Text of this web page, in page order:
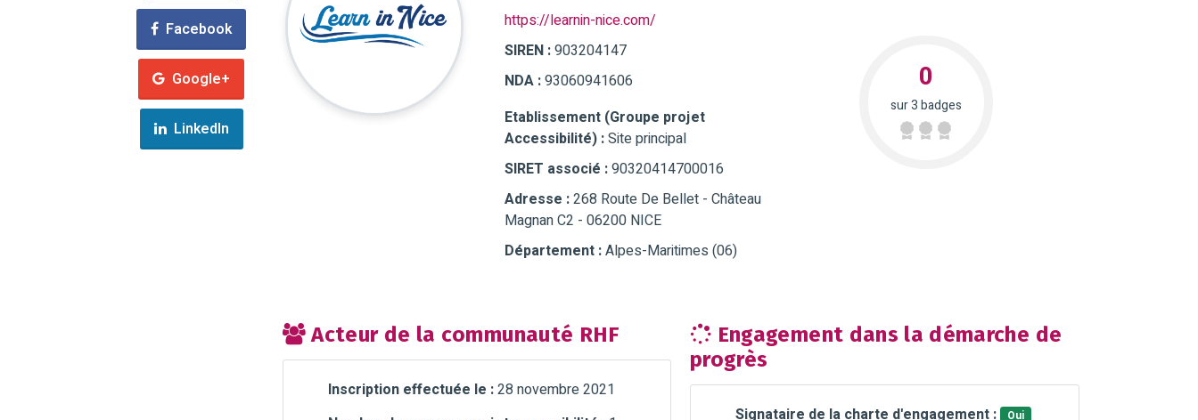
Facebook
Google+
LinkedIn
https://learnin-nice.com/
SIREN :903204147
NDA :93060941606
Etablissement (Groupe projet
Accessibilité) :Site principal
SIRET associé :90320414700016
Adresse :268 Route De Bellet - Château
Magnan C2 - 06200 NICE
Département :Alpes-Maritimes (06)
0
sur 3 badges
Acteur de la communauté RHF
Inscription effectuée le :28 novembre 2021
Engagement dans la démarche de
progrès
Signataire de la charte d'engagement : Oui